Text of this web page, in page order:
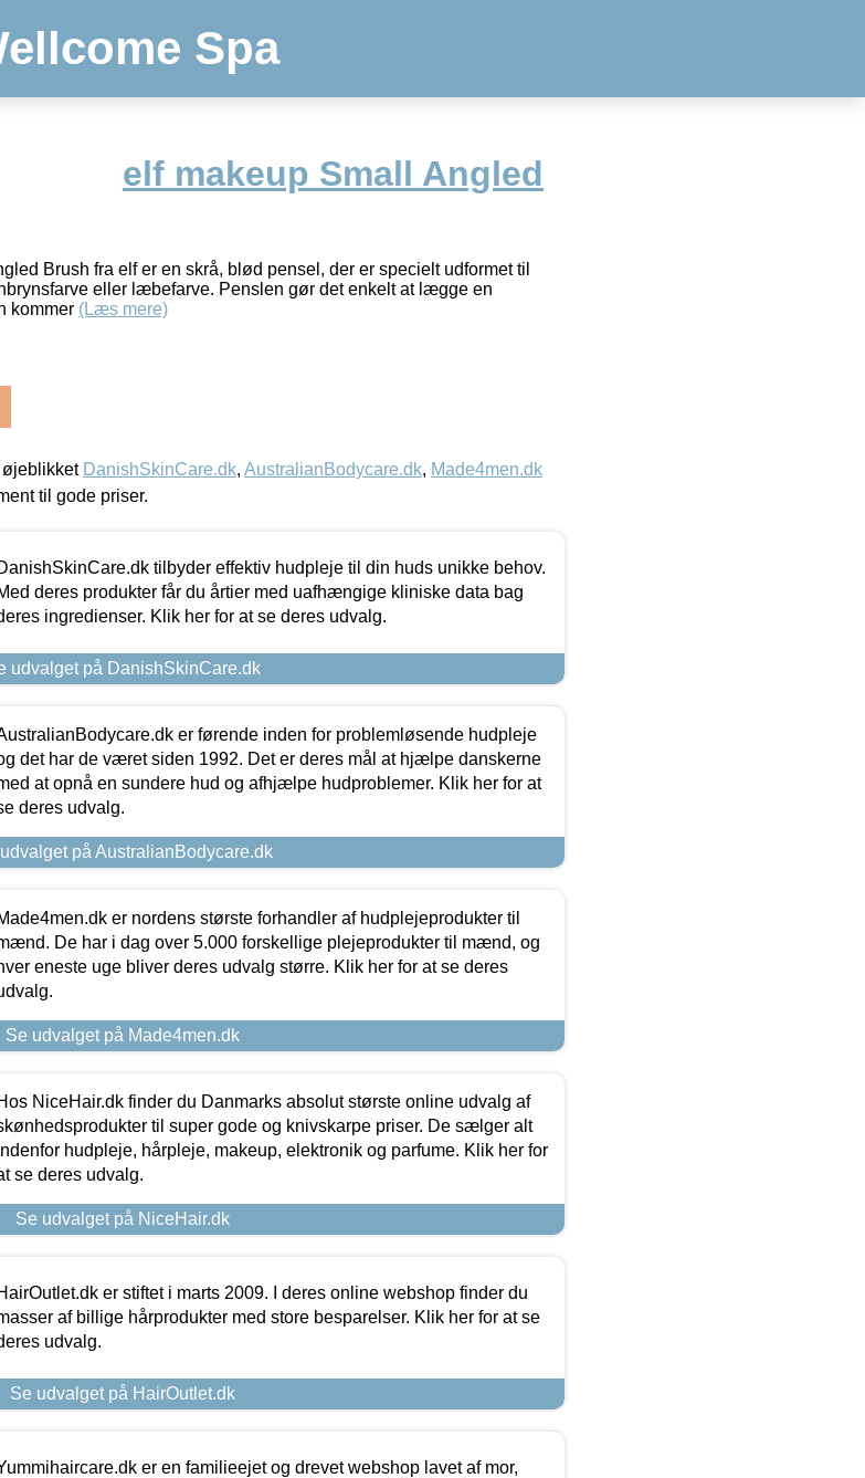
Spa
elf makeup Small Angled
Brush fra elf er en skrå, blød pensel, der er specielt udformet til
eller læbefarve. Penslen gør det enkelt at lægge en
kommer (Læs mere)
øjeblikket DanishSkinCare.dk, AustralianBodycare.dk, Made4men.dk
til gode priser.
tilbyder effektiv hudpleje til din huds unikke behov.
deres produkter får du årtier med uafhængige kliniske data bag
ingredienser. Klik her for at se deres udvalg.
udvalget på DanishSkinCare.dk
er førende inden for problemløsende hudpleje
det har de været siden 1992. Det er deres mål at hjælpe danskerne
at opnå en sundere hud og afhjælpe hudproblemer. Klik her for at
deres udvalg.
på AustralianBodycare.dk
er nordens største forhandler af hudplejeprodukter til
De har i dag over 5.000 forskellige plejeprodukter til mænd, og
eneste uge bliver deres udvalg større. Klik her for at se deres
Se udvalget på Made4men.dk
NiceHair.dk finder du Danmarks absolut største online udvalg af
til super gode og knivskarpe priser. De sælger alt
hudpleje, hårpleje, makeup, elektronik og parfume. Klik her for
se deres udvalg.
Se udvalget på NiceHair.dk
er stiftet i marts 2009. I deres online webshop finder du
af billige hårprodukter med store besparelser. Klik her for at se
udvalg.
Se udvalget på HairOutlet.dk
er en familieejet og drevet webshop lavet af mor,